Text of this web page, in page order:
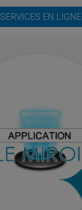
SERVICES EN LIGNE